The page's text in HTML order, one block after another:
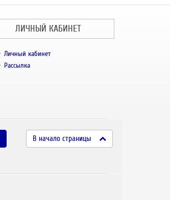
ЛИЧНЫЙ КАБИНЕТ
Личный кабинет
Рассылка
В начало страницы